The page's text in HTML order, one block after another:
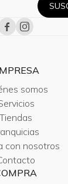
 
somos
Tiendas
con nosotros